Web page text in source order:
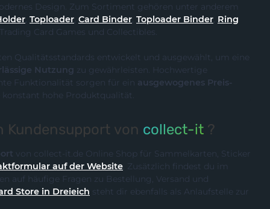
Design. Zum Sortiment gehören unter anderem
, Toploader, Card Binder, Toploader Binder, Ring
Card Games und Collectibles.
Qualitätsstandards entwickelt und ausgewählt, um eine
Nutzung zu gewährleisten. Hochwertige
Funktionalität sorgen für ein ausgewogenes Preis-
konstant hohe Produktqualität.
Kundensupport von collect-it ?
von collect-it.de Online Shop für Sammelkarten, Sticker
auf der Website. Zusätzlich findest du im
auf häufige Fragen zu Bestellung, Versand und
Store in Dreieich steht dir ebenfalls als Anlaufstelle zur